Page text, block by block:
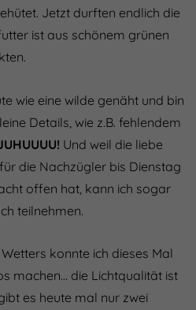
Jetzt durften endlich die
ist aus schönem grünen
wie eine wilde genäht und bin
Details, wie z.B. fehlendem
Und weil die liebe
die Nachzügler bis Dienstag
offen hat, kann ich sogar
teilnehmen.
konnte ich dieses Mal
machen… die Lichtqualität ist
es heute mal nur zwei